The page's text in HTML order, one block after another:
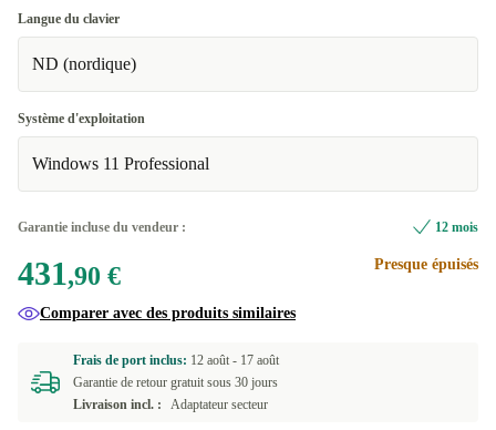
Langue du clavier
ND (nordique)
Système d'exploitation
Windows 11 Professional
Garantie incluse du vendeur : 12 mois
431,90 € Presque épuisés
Comparer avec des produits similaires
Frais de port inclus: 12 août - 17 août
Garantie de retour gratuit sous 30 jours
Livraison incl. :
Adaptateur secteur